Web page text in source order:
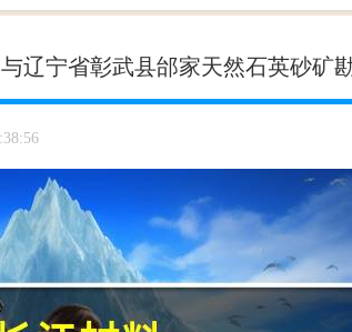
辽宁省彰武县邰家天然石英砂矿